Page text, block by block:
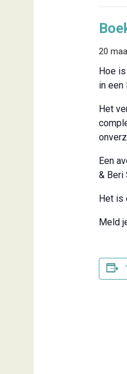
20
Hoe
in
Het
Een
& Beri
Het is
Meld